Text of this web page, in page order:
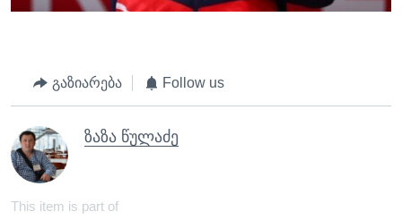
გაზიარება Follow us
ზაზა წულაძე
This item is part of